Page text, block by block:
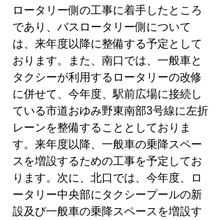
ロータリー側の工事に着手したところ
であり、バスロータリー側について
は、来年度以降に整備する予定として
おります。また、南口では、一般車と
タクシーが利用するロータリーの改修
に併せて、今年度、駅前広場に接続し
ている市道おゆみ野東南部3号線に左折
レーンを整備することとしておりま
す。来年度以降、一般車の乗降スペー
スを増設するための工事を予定してお
ります。次に、北口では、今年度、ロ
ータリー中央部にタクシープールの新
設及び一般車の乗降スペースを増設す